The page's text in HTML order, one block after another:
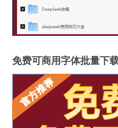
免费可商用字体批量下